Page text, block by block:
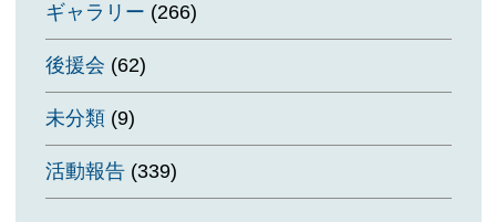
ギャラリー (266)
後援会 (62)
未分類(9)
活動報告(339)